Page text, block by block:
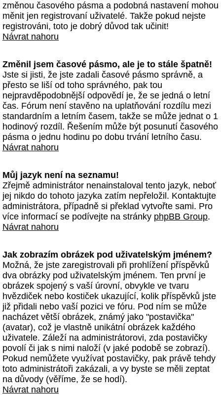
změnou časového pásma a podobná nastavení mohou
měnit jen registrovaní uživatelé. Takže pokud nejste
registrováni, toto je dobrý důvod tak učinit!
Návrat nahoru
Změnil jsem časové pásmo, ale je to stále špatně!
Jste si jisti, že jste zadali časové pásmo správně, a
přesto se liší od toho správného, pak tou
nejpravděpodobnější odpovědí je, že se jedná o letní
čas. Fórum není stavěno na uplatňování rozdílu mezi
standardním a letním časem, takže se může jednat o 1
hodinový rozdíl. Řešením může být posunutí časového
pásma o jednu hodinu po dobu trvání letního času.
Návrat nahoru
Můj jazyk není na seznamu!
Zřejmě administrátor nenainstaloval tento jazyk, neboť
jej nikdo do tohoto jazyka zatím nepřeložil. Kontaktujte
administrátora, případně si překlad vytvořte sami. Pro
více informací se podívejte na stránky phpBB Group.
Návrat nahoru
Jak zobrazím obrázek pod uživatelským jménem?
Možná, že jste zaregistrovali při prohlížení příspěvků
dva obrázky pod uživatelským jménem. Ten první je
obrázek spojený s vaší úrovní, obvykle ve tvaru
hvězdiček nebo kostiček ukazující, kolik příspěvků jste
již přidali nebo vaší pozici ve fóru. Pod ním se může
nacházet větší obrázek, známý jako "postavička"
(avatar), což je vlastně unikátní obrázek každého
uživatele. Záleží na administrátorovi, zda postavičky
povolí či jak s nimi naloží (v jaké podobě se zobrazí).
Pokud nemůžete využívat postavičky, pak právě tehdy
toto administrátoři zakázali, a vy byste se měli zeptat
na důvody (věříme, že se hodí).
Návrat nahoru